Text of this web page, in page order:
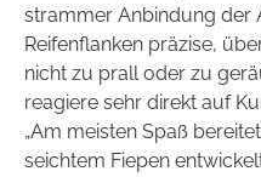
strammer Anbindung der
Reifenflanken präzise,
nicht zu prall oder zu
reagiere sehr direkt auf
„Am meisten Spaß
seichtem Fiepen